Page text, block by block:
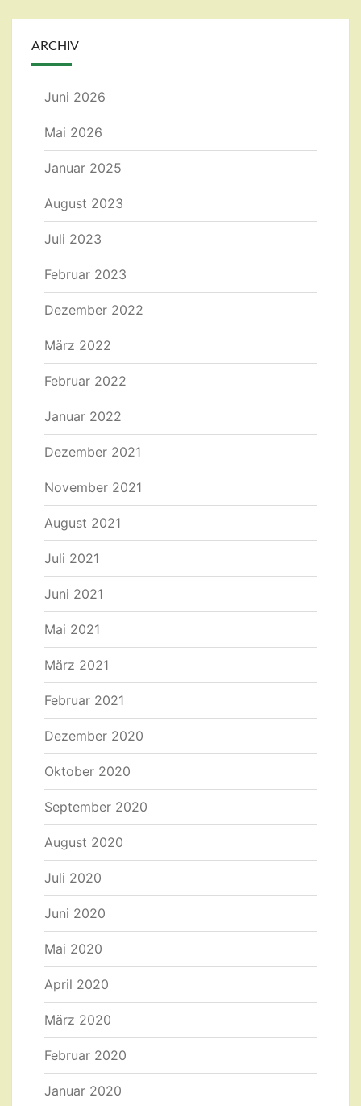
ARCHIV
Juni 2026
Mai 2026
Januar 2025
August 2023
Juli 2023
Februar 2023
Dezember 2022
März 2022
Februar 2022
Januar 2022
Dezember 2021
November 2021
August 2021
Juli 2021
Juni 2021
Mai 2021
März 2021
Februar 2021
Dezember 2020
Oktober 2020
September 2020
August 2020
Juli 2020
Juni 2020
Mai 2020
April 2020
März 2020
Februar 2020
Januar 2020